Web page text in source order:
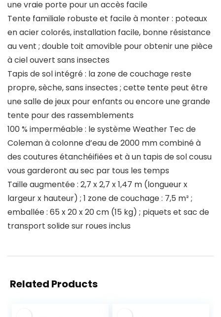
une vraie porte pour un accès facile
Tente familiale robuste et facile à monter : poteaux
en acier colorés, installation facile, bonne résistance
au vent ; double toit amovible pour obtenir une pièce
à ciel ouvert sans insectes
Tapis de sol intégré : la zone de couchage reste
propre, sèche, sans insectes ; cette tente peut être
une salle de jeux pour enfants ou encore une grande
tente pour des rassemblements
100 % imperméable : le système Weather Tec de
Coleman à colonne d’eau de 2000 mm combiné à
des coutures étanchéifiées et à un tapis de sol cousu
vous garderont au sec par tous les temps
Taille augmentée : 2,7 x 2,7 x 1,47 m (longueur x
largeur x hauteur) ; 1 zone de couchage : 7,5 m² ;
emballée : 65 x 20 x 20 cm (15 kg) ; piquets et sac de
transport solide sur roues inclus
Related Products